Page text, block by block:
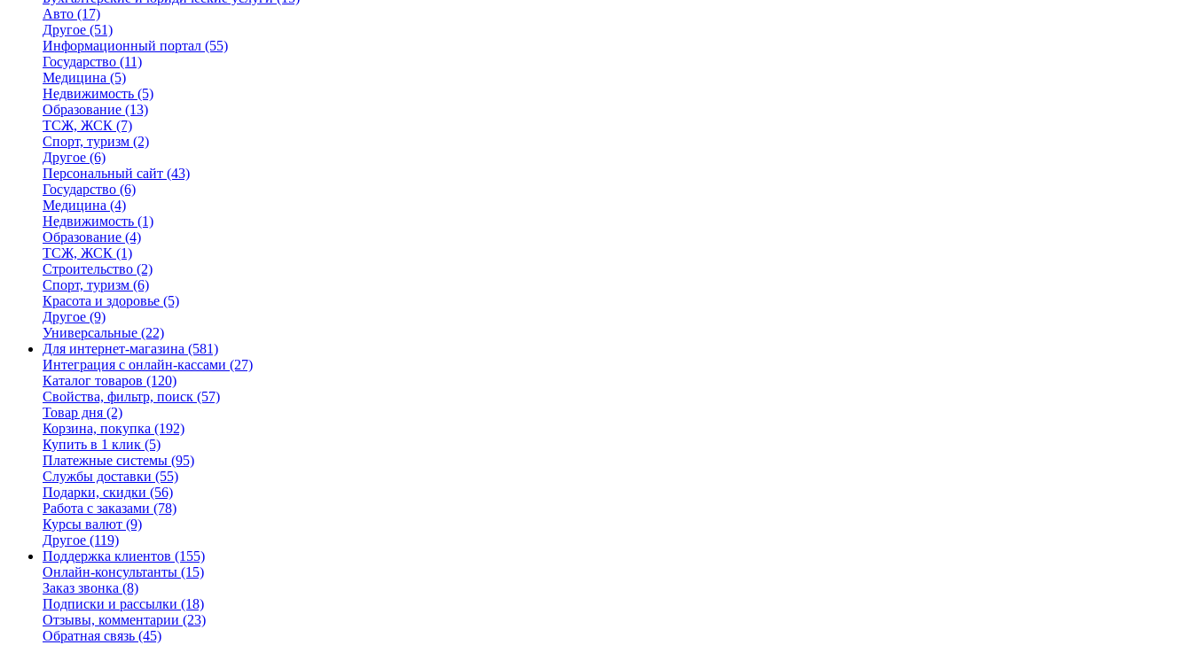
Авто (17)
Другое (51)
Информационный портал (55)
Государство (11)
Медицина (5)
Недвижимость (5)
Образование (13)
ТСЖ, ЖСК (7)
Спорт, туризм (2)
Другое (6)
Персональный сайт (43)
Государство (6)
Медицина (4)
Недвижимость (1)
Образование (4)
ТСЖ, ЖСК (1)
Строительство (2)
Спорт, туризм (6)
Красота и здоровье (5)
Другое (9)
Универсальные (22)
Для интернет-магазина (581)
Интеграция с онлайн-кассами (27)
Каталог товаров (120)
Свойства, фильтр, поиск (57)
Товар дня (2)
Корзина, покупка (192)
Купить в 1 клик (5)
Платежные системы (95)
Службы доставки (55)
Подарки, скидки (56)
Работа с заказами (78)
Курсы валют (9)
Другое (119)
Поддержка клиентов (155)
Онлайн-консультанты (15)
Заказ звонка (8)
Подписки и рассылки (18)
Отзывы, комментарии (23)
Обратная связь (45)